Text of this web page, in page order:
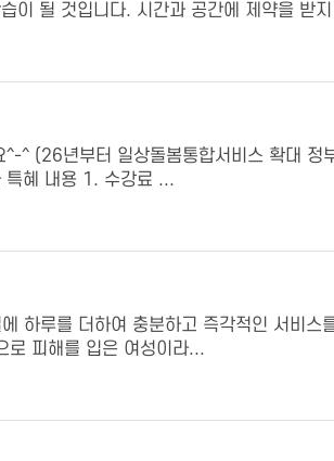
이 될 것입니다. 시간과 공간에 제약을 받
^-^ (26년부터 일상돌봄통합서비스 확대
특혜 내용 1. 수강료 ...
루를 더하여 충분하고 즉각적인 서비스
로 피해를 입은 여성이라...